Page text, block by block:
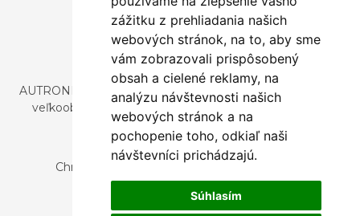
zážitku z prehliadania našich
webových stránok, na to, aby sme
vám zobrazovali prispôsobený
obsah a cielené reklamy, na
analýzu návštevnosti našich
webových stránok a na
pochopenie toho, odkiaľ naši
návštevníci prichádzajú.
Súhlasím
AUTRONIC, s.r.o. je spoločnosť zaoberajúca sa dovozom a
veľkoobchodným predajom dizajnového aj štýlového
nábytku a dekorácií.
Česká republika
Chrustenice 270, 267 12 Loděnice u Berouna
Slovensko
Nová 366, 032 02 Závažná Poruba